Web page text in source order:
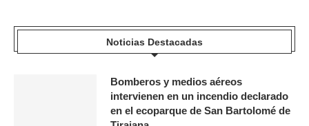
Noticias Destacadas
Bomberos y medios aéreos
intervienen en un incendio declarado
en el ecoparque de San Bartolomé de